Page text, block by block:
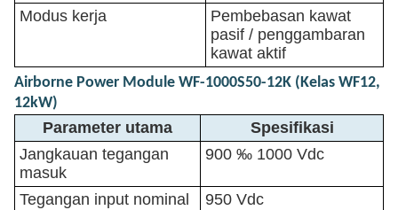
Modus kerja
Pembebasan kawat
pasif / penggambaran
kawat aktif
Airborne Power Module WF-1000S50-12K (Kelas WF12,
12kW)
Parameter utama
Spesifikasi
Jangkauan tegangan
masuk
900 ‰ 1000 Vdc
Tegangan input nominal
950 Vdc